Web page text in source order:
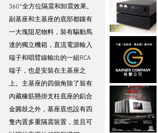
360°全方位隔震和卸震效果。
副基座和主基座的底部都鑲有
一大塊阻尼物料，裝有驅動馬
達的獨立機箱，直流電源輸入
端子和唱臂線輸出的一組RCA
端子，也是安裝在主基座之
上。主基座的四個角除了裝有
內藏橡筋懸掛支柱底座的鋁合
金圓鼓之外，基座底也設有四
隻內置多重隔震裝置，並且可